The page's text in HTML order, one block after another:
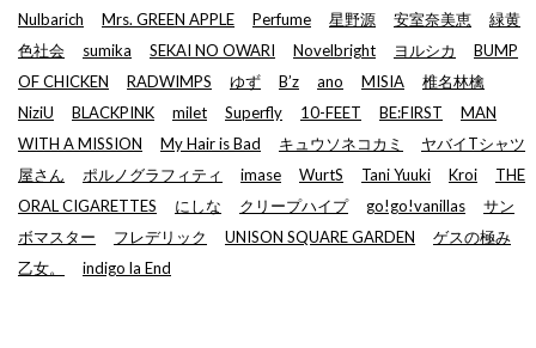
Nulbarich
Mrs. GREEN APPLE Perfume 星野源 安室奈美恵
緑黄
色社会
sumika SEKAI NO OWARI Novelbright ヨルシカ
BUMP
OF CHICKEN
RADWIMPS ゆず B’z ano MISIA
椎名林檎
NiziU
BLACKPINK milet Superfly 10-FEET BE:FIRST
MAN
WITH A MISSION
My Hair is Bad キュウソネコカミ
ヤバイTシャツ
屋さん
ポルノグラフィティ imase WurtS Tani Yuuki Kroi
THE
ORAL CIGARETTES
にしな クリープハイプ go!go!vanillas
サン
ボマスター
フレデリック UNISON SQUARE GARDEN
ゲスの極み
乙女。
indigo la End